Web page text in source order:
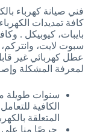
فني صيانة كهرباء
كافة تمديدات
بايبات، كيوبيكل .
سبوت لايت، وانتركم،
عطل كهربائي غير
لمعرفة المشكلة
سنوات طويلة
الكافية
المتعلقة
حرصًا منا على